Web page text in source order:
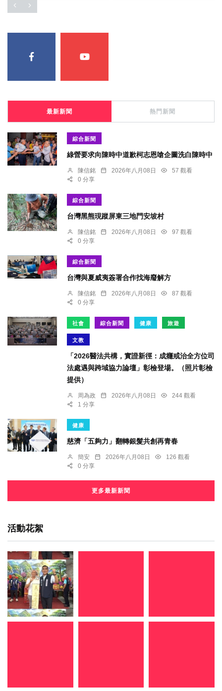
最新新聞 熱門新聞
綜合新聞
綠營要求向陳時中道歉柯志恩嗆企圖洗白陳時中
陳信銘 2026年八月08日
57 觀看
0 分享
綜合新聞
台灣黑熊現蹤屏東三地門安坡村
陳信銘 2026年八月08日
97 觀看
0 分享
綜合新聞
台灣與夏威夷簽署合作找海廢解方
陳信銘 2026年八月08日
87 觀看
0 分享
社會 綜合新聞 健康 旅遊
文教
「2026醫法共構，實證新徑：成癮戒治全方位司
法處遇與跨域協力論壇」彰檢登場。（照片彰檢
提供）
周為政 2026年八月08日
244 觀看
1 分享
健康
慈濟「五夠力」翻轉銀髮共創再青春
簡安 2026年八月08日
126 觀看
0 分享
更多最新新聞
活動花絮